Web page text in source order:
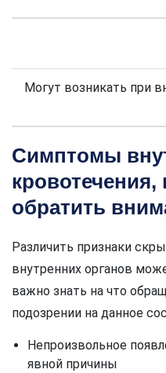
Могут возникать при
Симптомы
кровотечения,
обратить
Различить признаки
внутренних органов
важно знать на что
подозрении на данное
Непроизвольное
явной причины